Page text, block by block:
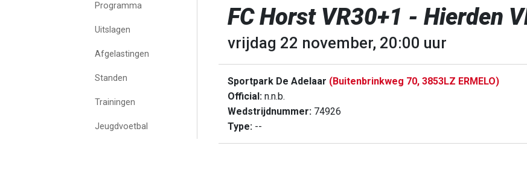
Programma
Uitslagen
Afgelastingen
Standen
Trainingen
Jeugdvoetbal
FC Horst VR30+1 - Hierden
vrijdag 22 november, 20:00 uur
Sportpark De Adelaar (Buitenbrinkweg 70, 3853LZ ERMELO)
Official: n.n.b.
Wedstrijdnummer: 74926
Type: --